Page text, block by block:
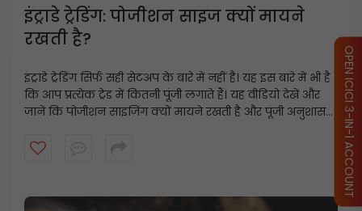
इंट्राडे ट्रेडिंग: पोजीशन साइज क्यों मायने
रखती है?
इंट्राडे ट्रेडिंग सिर्फ सही सेटअप के बारे में नहीं है। यह इस बारे में भी है
कि आप प्रत्येक ट्रेड में कितनी पूंजी लगाते हैं। यह वीडियो देखें और
जानें कि पोजीशन साइजिंग क्यों मायने रखती है और पूंजी अनुशासन
करता है।
OPEN ICICI 3-IN-1 ACCOUNT